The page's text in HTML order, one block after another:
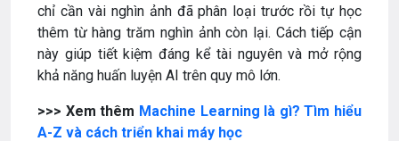
chỉ cần vài nghìn ảnh đã phân loại trước rồi tự học
thêm từ hàng trăm nghìn ảnh còn lại. Cách tiếp cận
này giúp tiết kiệm đáng kể tài nguyên và mở rộng
khả năng huấn luyện AI trên quy mô lớn.
>>> Xem thêm Machine Learning là gì? Tìm hiểu
A-Z và cách triển khai máy học